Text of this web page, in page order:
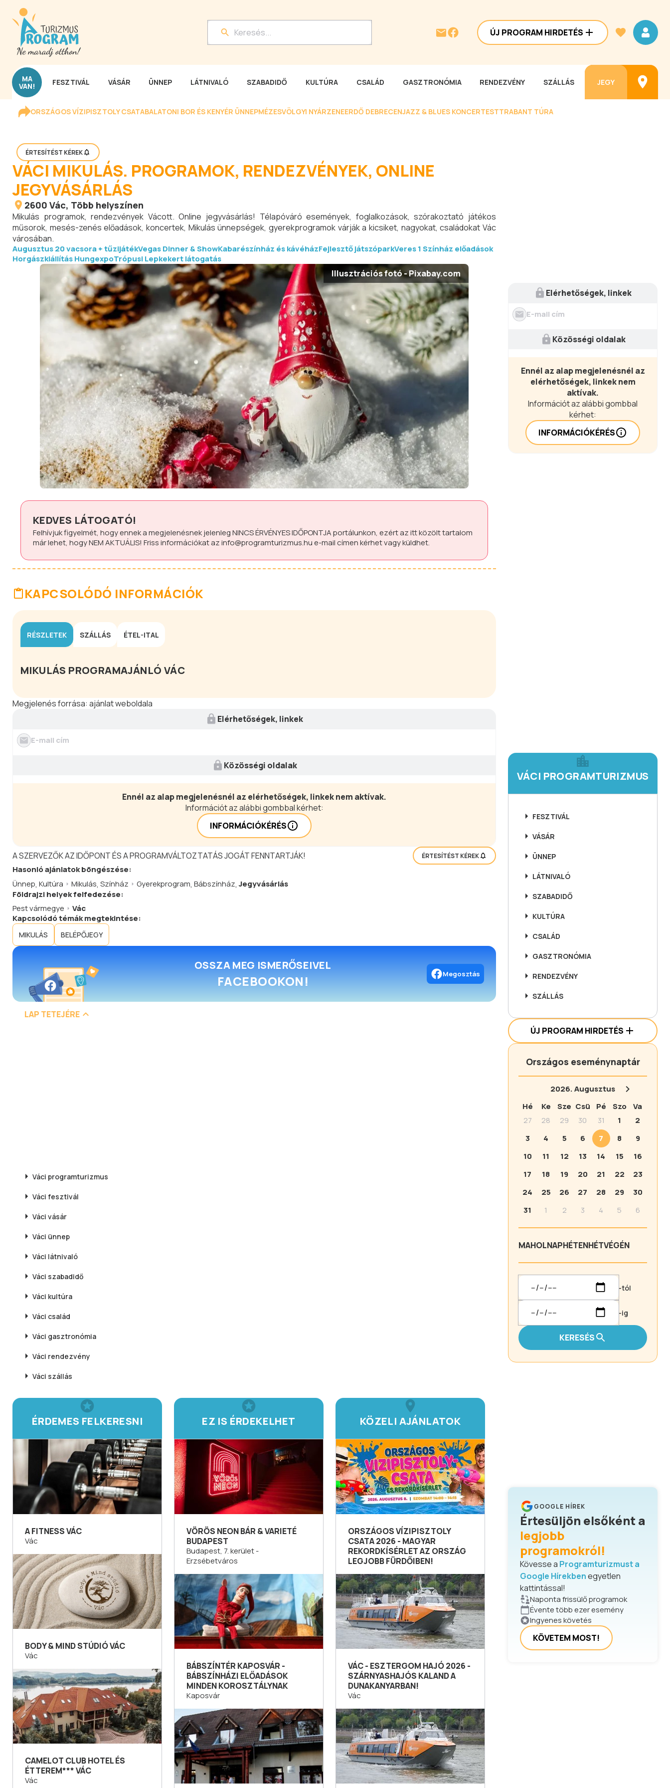
ÚJ PROGRAM HIRDETÉS
MA
VAN! FESZTIVÁL VÁSÁR ÜNNEP LÁTNIVALÓ SZABADIDŐ KULTÚRA CSALÁD GASZTRONÓMIA RENDEZVÉNY SZÁLLÁS JEGY
ORSZÁGOS VÍZIPISZTOLY CSATABALATONI BOR ÉS KENYÉR ÜNNEPMÉZESVÖLGYI NYÁRZENEERDŐ DEBRECENJAZZ & BLUES KONCERTESTTRABANT TÚRA
ÉRTESÍTÉST KÉREK
VÁCI MIKULÁS. PROGRAMOK, RENDEZVÉNYEK, ONLINE
JEGYVÁSÁRLÁS
2600 Vác, Több helyszínen
Mikulás programok, rendezvények Vácott. Online jegyvásárlás! Télapóváró események, foglalkozások, szórakoztató játékos
műsorok, mesés-zenés előadások, koncertek, Mikulás ünnepségek, gyerekprogramok várják a kicsiket, nagyokat, családokat Vác
városában.
Augusztus 20 vacsora + tűzijátékVegas Dinner & ShowKabarészínház és kávéházFejlesztő játszóparkVeres 1 Színház előadások
Horgászkiállítás HungexpoTrópusi Lepkekert látogatás
Illusztrációs fotó - Pixabay.com
KEDVES LÁTOGATÓ!
Felhívjuk figyelmét, hogy ennek a megjelenésnek jelenlegNINCS ÉRVÉNYES IDŐPONTJAportálunkon, ezért az itt közölt tartalom
már lehet, hogyNEM AKTUÁLIS! Friss információkat azinfo@programturizmus.hue-mail címen kérhet vagy küldhet.
KAPCSOLÓDÓ INFORMÁCIÓK
RÉSZLETEK SZÁLLÁS ÉTEL-ITAL
MIKULÁS PROGRAMAJÁNLÓ VÁC
Megjelenés forrása: ajánlat weboldala
Elérhetőségek, linkek
E-mail cím
Közösségi oldalak
Ennél az alap megjelenésnél az elérhetőségek, linkek nem aktívak.
Információt az alábbi gombbal kérhet:
INFORMÁCIÓKÉRÉS
A SZERVEZŐK AZ IDŐPONT ÉS A PROGRAMVÁLTOZTATÁS JOGÁT FENNTARTJÁK! ÉRTESÍTÉST KÉREK
Hasonlóajánlatokböngészése:
Ünnep, Kultúra Mikulás, Színház Gyerekprogram, Bábszínház,Jegyvásárlás
Földrajzi helyek felfedezése:
Pest vármegye
Vác
Kapcsolódó témák megtekintése:
MIKULÁS BELÉPŐJEGY
OSSZA MEG ISMERŐSEIVEL
FACEBOOKON! Megosztás
LAP TETEJÉRE
Váci programturizmus
Váci fesztivál
Váci vásár
Váci ünnep
Váci látnivaló
Váci szabadidő
Váci kultúra
Váci család
Váci gasztronómia
Váci rendezvény
Váci szállás
ÉRDEMES FELKERESNI
A FITNESS VÁC
Vác
BODY & MIND STÚDIÓ VÁC
Vác
CAMELOT CLUB HOTEL ÉS
ÉTTEREM*** VÁC
Vác
EZ IS ÉRDEKELHET
VÖRÖS NEON BÁR & VARIETÉ
BUDAPEST
Budapest, 7. kerület -
Erzsébetváros
BÁBSZÍNTÉR KAPOSVÁR -
BÁBSZÍNHÁZI ELŐADÁSOK
MINDEN KOROSZTÁLYNAK
Kaposvár
KÖZELI AJÁNLATOK
ORSZÁGOS VÍZIPISZTOLY
CSATA 2026 - MAGYAR
REKORDKÍSÉRLET AZ ORSZÁG
LEGJOBB FÜRDŐIBEN!
VÁC - ESZTERGOM HAJÓ 2026 -
SZÁRNYASHAJÓS KALAND A
DUNAKANYARBAN!
Vác
Elérhetőségek, linkek
E-mail cím
Közösségi oldalak
Ennél az alap megjelenésnél az
elérhetőségek, linkek nem
aktívak.
Információt az alábbi gombbal
kérhet:
INFORMÁCIÓKÉRÉS
VÁCI PROGRAMTURIZMUS
FESZTIVÁL
VÁSÁR
ÜNNEP
LÁTNIVALÓ
SZABADIDŐ
KULTÚRA
CSALÁD
GASZTRONÓMIA
RENDEZVÉNY
SZÁLLÁS
ÚJ PROGRAM HIRDETÉS
Országos eseménynaptár
2026.Augusztus
Hé
Ke Sze Csü Pé Szo
Va
27
28 29 30 31 1
2
3
4 5 6 7 8
9
10
11 12 13 14 15
16
17
18 19 20 21 22
23
24
25 26 27 28 29
30
31
1 2 3 4 5 6
MAHOLNAPHÉTENHÉTVÉGÉN
-tól
-ig
KERESÉS
GOOGLE HÍREK
Értesüljön elsőként a
legjobb
programokról!
Kövesse a Programturizmust a
Google Hírekbenegyetlen
kattintással!
Naponta frissülő programok
Évente több ezer esemény
Ingyenes követés
KÖVETEM MOST!